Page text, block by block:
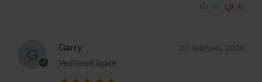
(0) (0)
Garry
Verifierad ägare
20 februari, 2026